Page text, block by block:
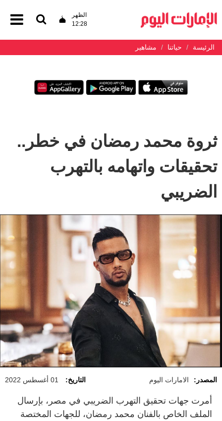
الظهر
12:28
الرئيسة حياتنا مشاهير
ثروة محمد رمضان في خطر..
تحقيقات واتهامه بالتهرب
الضريبي
المصدر: الامارات اليوم التاريخ: 01 أغسطس 2022
أمرت جهات تحقيق التهرب الضريبي في مصر، بإرسال
الملف الخاص بالفنان محمد رمضان، للجهات المختصة